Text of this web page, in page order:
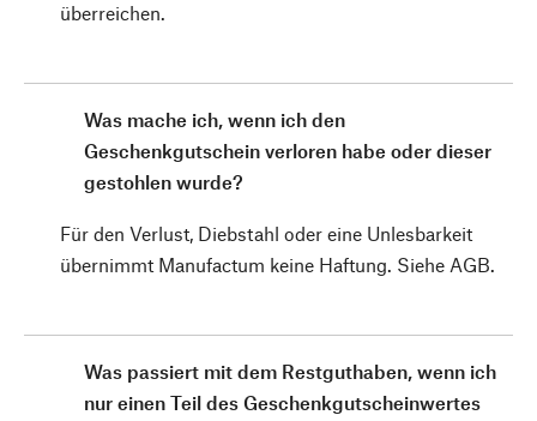
überreichen.
Was mache ich, wenn ich den
Geschenkgutschein verloren habe oder dieser
gestohlen wurde?
Für den Verlust, Diebstahl oder eine Unlesbarkeit
übernimmt Manufactum keine Haftung. Siehe AGB.
Was passiert mit dem Restguthaben, wenn ich
nur einen Teil des Geschenkgutscheinwertes